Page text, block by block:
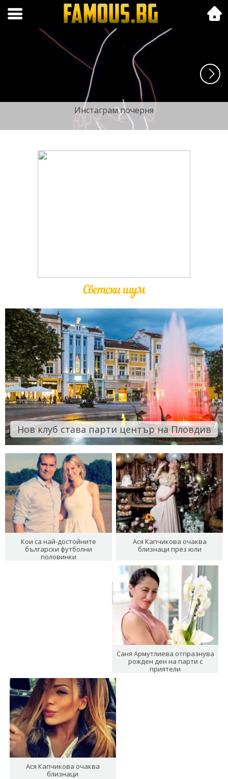
Folk.bg
Инстаграм почерня
Светски шум
Нов клуб става парти център на Пловдив
Кои са най-достойните
български футболни
половинки
Ася Капчикова очаква
близнаци през юли
Саня Армутлиева отпразнува
рожден ден на парти с
приятели
Ася Капчикова очаква
близнаци